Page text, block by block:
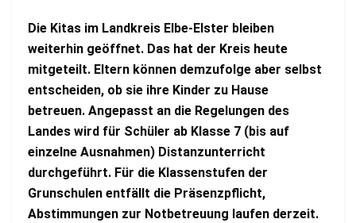
Die Kitas im Landkreis Elbe-Elster bleiben
weiterhin geöffnet. Das hat der Kreis heute
mitgeteilt. Eltern können demzufolge aber selbst
entscheiden, ob sie ihre Kinder zu Hause
betreuen. Angepasst an die Regelungen des
Landes wird für Schüler ab Klasse 7 (bis auf
einzelne Ausnahmen) Distanzunterricht
durchgeführt. Für die Klassenstufen der
Grunschulen entfällt die Präsenzpflicht,
Abstimmungen zur Notbetreuung laufen derzeit.